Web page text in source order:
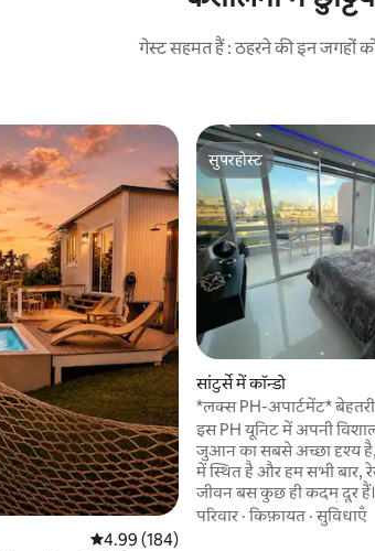
गेस्ट सहमत हैं : ठहरने की इन जगहों
औसत रेटिंग 5 में से 4.99, 184 समीक्षाएँ
4.99 (184)
सुपरहोस्ट
सुपरहोस्ट
सांटुर्से में कॉन्डो
*लक्स PH-अपार्टमेंट*
फ़ाई, वॉशिंग मशीन/ड्रायर
इस PH यूनिट में अपनी
जुआन का सबसे अच्छा दृश्य है,
में स्थित है और हम सभी बार,
जीवन बस कुछ ही कदम दूर हैं। समुद्र तट सिर्फ
मिनट की पैदल दूरी पर है
अंतर्राष्ट्रीय हवाई अड्डे से यह
परिवार ·किफ़ायत ·सुविधाएँ